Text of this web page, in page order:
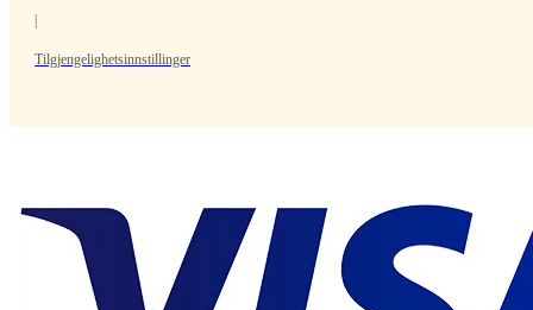
Tilgjengelighetsinnstillinger